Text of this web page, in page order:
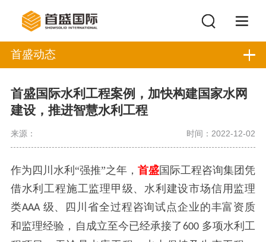
首盛动态
首盛国际水利工程案例，加快构建国家水网
建设，推进智慧水利工程
来源： 时间：2022-12-02
作为四川水利 “强推”之年，首盛国际工程咨询集团凭
借水利工程施工监理甲级、水利建设市场信用监理
类AAA 级、四川省全过程咨询试点企业的丰富资质
和监理经验，自成立至今已经承接了600 多项水利工